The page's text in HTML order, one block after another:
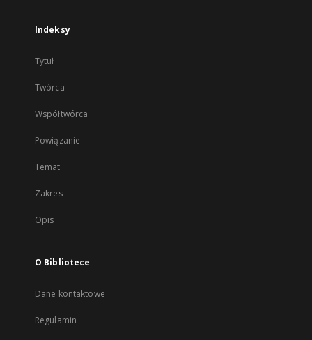
Indeksy
Tytuł
Twórca
Współtwórca
Powiązanie
Temat
Zakres
Opis
O Bibliotece
Dane kontaktowe
Regulamin